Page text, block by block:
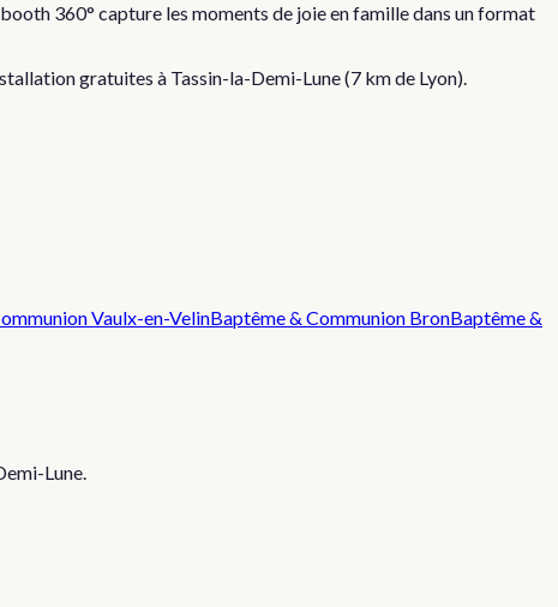
360° capture les moments de joie en famille dans un format
gratuites à Tassin-la-Demi-Lune(7 km de Lyon).
Vaulx-en-VelinBaptême & Communion BronBaptême &
Lune.